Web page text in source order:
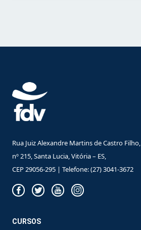
Rua Juiz Alexandre Martins de Castro Filho,
nº 215, Santa Lucia, Vitória – ES,
CEP 29056-295 | Telefone: (27) 3041-3672
CURSOS